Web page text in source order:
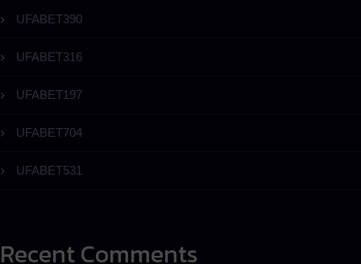
UFABET390
UFABET316
UFABET197
UFABET704
UFABET531
Recent Comments